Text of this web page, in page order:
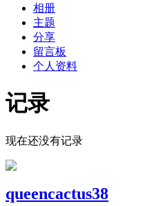
相册
主题
分享
留言板
个人资料
记录
现在还没有记录
queencactus38